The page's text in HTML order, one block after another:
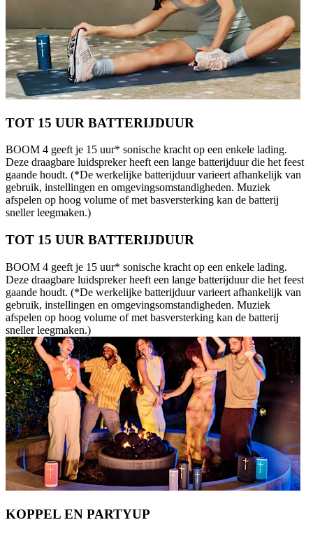
TOT 15 UUR BATTERIJDUUR
BOOM 4 geeft je 15 uur* sonische kracht op een enkele lading.
Deze draagbare luidspreker heeft een lange batterijduur die het feest
gaande houdt. (*De werkelijke batterijduur varieert afhankelijk van
gebruik, instellingen en omgevingsomstandigheden. Muziek
afspelen op hoog volume of met basversterking kan de batterij
sneller leegmaken.)
TOT 15 UUR BATTERIJDUUR
BOOM 4 geeft je 15 uur* sonische kracht op een enkele lading.
Deze draagbare luidspreker heeft een lange batterijduur die het feest
gaande houdt. (*De werkelijke batterijduur varieert afhankelijk van
gebruik, instellingen en omgevingsomstandigheden. Muziek
afspelen op hoog volume of met basversterking kan de batterij
sneller leegmaken.)
KOPPEL EN PARTYUP